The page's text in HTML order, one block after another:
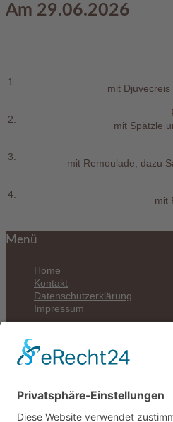
Am 29.06.2026
1.
mit
2.
mit Spätzle
3.
mit Remoulade, dazu
4.
mit
Menü
Home
Kontakt
Datenschutzerklärung
Impressum
Kontakt
61381 Friedrichsdorf
Tel.: +49 61 72 – 764991